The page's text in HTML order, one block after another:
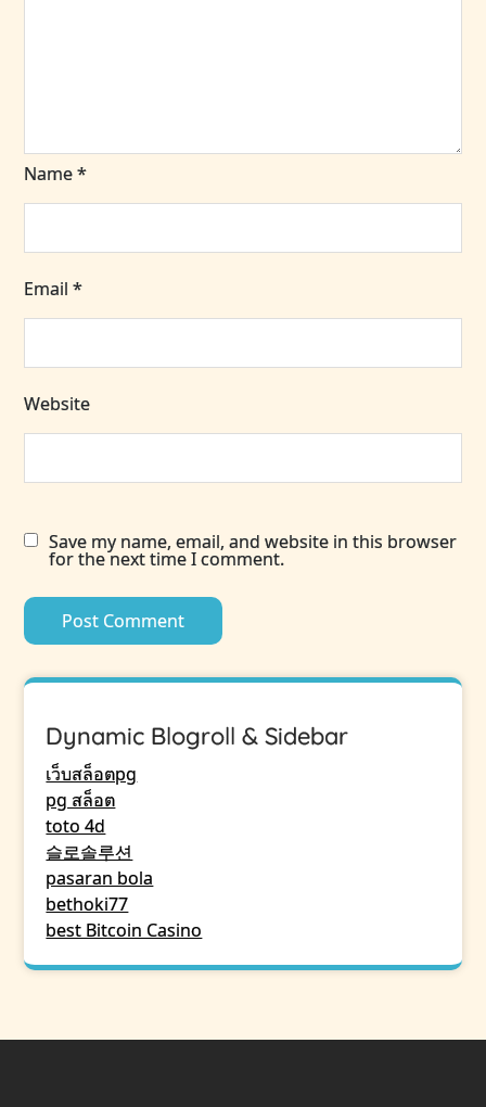
Name*
Email*
Website
Save my name, email, and website in this browser
for the next time I comment.
Dynamic Blogroll & Sidebar
เว็บสล็อตpg
pg สล็อต
toto 4d
슬로솔루션
pasaran bola
bethoki77
best Bitcoin Casino